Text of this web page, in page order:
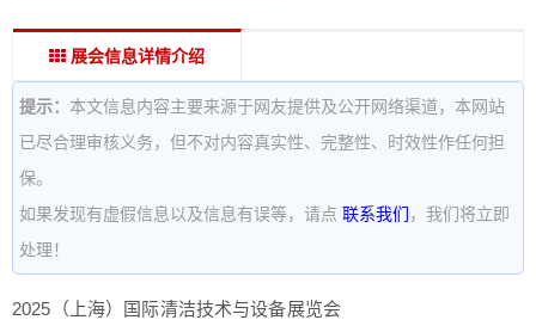
展会信息详情介绍
提示： 本文信息内容主要来源于网友提供及公开网络渠道，本网站
已尽合理审核义务，但不对内容真实性、完整性、时效性作任何担
保。
如果发现有虚假信息以及信息有误等，请点 联系我们 ，我们将立即
处理！
2025（上海）国际清洁技术与设备展览会